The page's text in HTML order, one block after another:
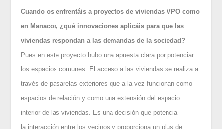
Cuando os enfrentáis a proyectos de viviendas VPO como
en Manacor, ¿qué innovaciones aplicáis para que las
viviendas respondan a las demandas de la sociedad?
Pues en este proyecto hubo una apuesta clara por potenciar
los espacios comunes. El acceso a las viviendas se realiza a
través de pasarelas exteriores que a la vez funcionan como
espacios de relación y como una extensión del espacio
interior de las viviendas. Es una decisión que potencia
la interacción entre los vecinos y proporciona un plus de